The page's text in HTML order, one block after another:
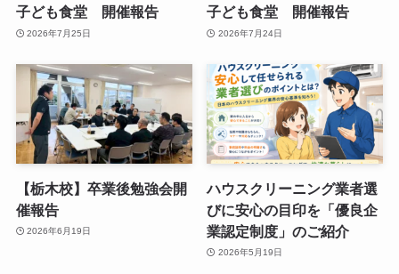
子ども食堂 開催報告
2026年7月25日
子ども食堂 開催報告
2026年7月24日
【栃木校】卒業後勉強会開
催報告
2026年6月19日
ハウスクリーニング業者選
びに安心の目印を「優良企
業認定制度」のご紹介
2026年5月19日